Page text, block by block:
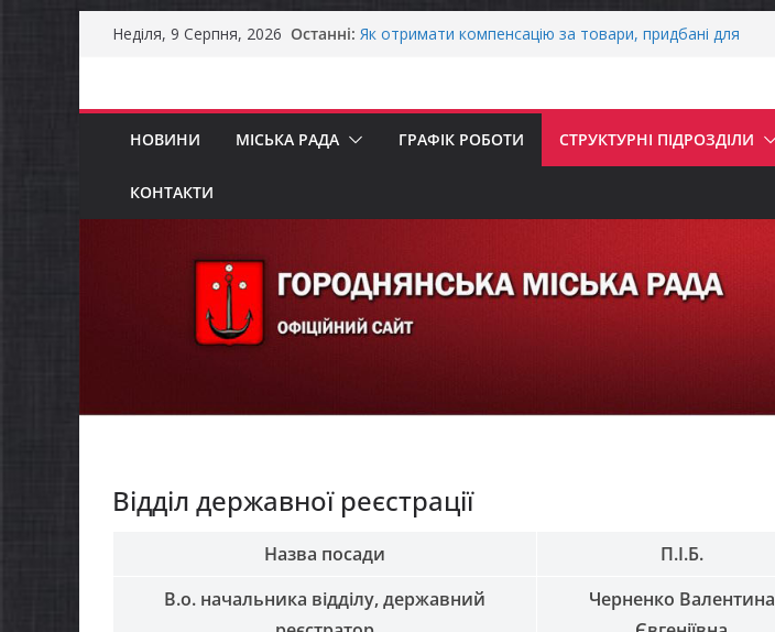
Перейти
Неділя, 9 Серпня, 2026 Останні: Як отримати компенсацію за товари, придбані для
Захищай небо Чернігівщини!
ЗАГАЛЬНОНАЦІОНАЛЬНА ХВИЛИНА МОВЧАННЯ
НОВИНИ МІСЬКА РАДА ГРАФІК РОБОТИ СТРУКТУРНІ ПІДРОЗДІЛИ
КОНТАКТИ
Відділ державної реєстрації
Назва посади П.І.Б.
В.о. начальника відділу, державний
Черненко Валентина